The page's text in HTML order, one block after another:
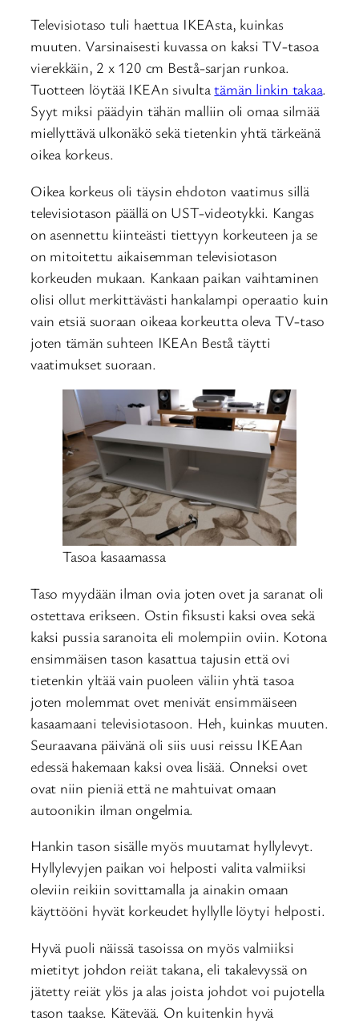
Televisiotaso tuli haettua IKEAsta, kuinkas
muuten. Varsinaisesti kuvassa on kaksi TV-tasoa
vierekkäin, 2 x 120 cm Bestå-sarjan runkoa.
Tuotteen löytää IKEAn sivultatämän linkin takaa.
Syyt miksi päädyin tähän malliin oli omaa silmää
miellyttävä ulkonäkö sekä tietenkin yhtä tärkeänä
oikea korkeus.
Oikea korkeus oli täysin ehdoton vaatimus sillä
televisiotason päällä on UST-videotykki. Kangas
on asennettu kiinteästi tiettyyn korkeuteen ja se
on mitoitettu aikaisemman televisiotason
korkeuden mukaan. Kankaan paikan vaihtaminen
olisi ollut merkittävästi hankalampi operaatio kuin
vain etsiä suoraan oikeaa korkeutta oleva TV-taso
joten tämän suhteen IKEAn Bestå täytti
vaatimukset suoraan.
Tasoa kasaamassa
Taso myydään ilman ovia joten ovet ja saranat oli
ostettava erikseen. Ostin fiksusti kaksi ovea sekä
kaksi pussia saranoita eli molempiin oviin. Kotona
ensimmäisen tason kasattua tajusin että ovi
tietenkin yltää vain puoleen väliin yhtä tasoa
joten molemmat ovet menivät ensimmäiseen
kasaamaani televisiotasoon. Heh, kuinkas muuten.
Seuraavana päivänä oli siis uusi reissu IKEAan
edessä hakemaan kaksi ovea lisää. Onneksi ovet
ovat niin pieniä että ne mahtuivat omaan
autoonikin ilman ongelmia.
Hankin tason sisälle myös muutamat hyllylevyt.
Hyllylevyjen paikan voi helposti valita valmiiksi
oleviin reikiin sovittamalla ja ainakin omaan
käyttööni hyvät korkeudet hyllylle löytyi helposti.
Hyvä puoli näissä tasoissa on myös valmiiksi
mietityt johdon reiät takana, eli takalevyssä on
jätetty reiät ylös ja alas joista johdot voi pujotella
tason taakse. Kätevää. On kuitenkin hyvä